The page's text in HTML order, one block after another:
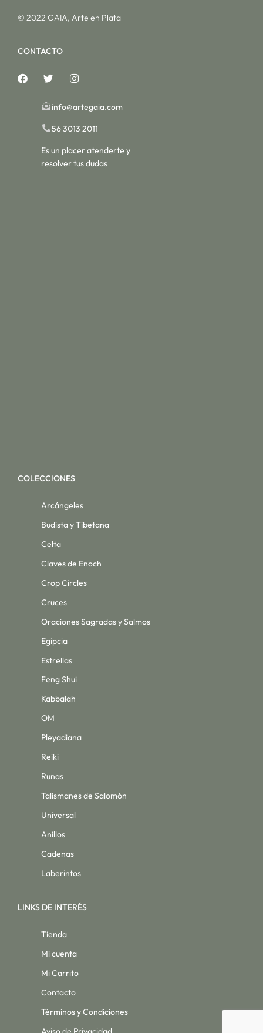
© 2022 GAIA, Arte en Plata
CONTACTO
info@artegaia.com
56 3013 2011
Es un placer atenderte y
resolver tus dudas
COLECCIONES
Arcángeles
Budista y Tibetana
Celta
Claves de Enoch
Crop Circles
Cruces
Oraciones Sagradas y Salmos
Egipcia
Estrellas
Feng Shui
Kabbalah
OM
Pleyadiana
Reiki
Runas
Talismanes de Salomón
Universal
Anillos
Cadenas
Laberintos
LINKS DE INTERÉS
Tienda
Mi cuenta
Mi Carrito
Contacto
Términos y Condiciones